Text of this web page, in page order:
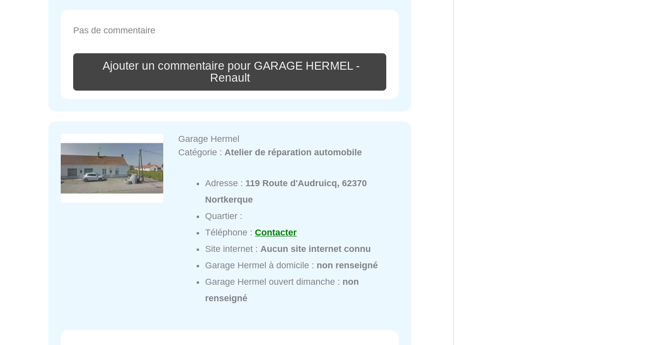
Pas de commentaire
Ajouter un commentaire pour GARAGE HERMEL -
Renault
Garage Hermel
Catégorie :Atelier de réparation automobile
Adresse : 119 Route d'Audruicq, 62370
Nortkerque
Quartier :
Téléphone :Contacter
Site internet :Aucun site internet connu
Garage Hermel à domicile : non renseigné
Garage Hermel ouvert dimanche : non
renseigné